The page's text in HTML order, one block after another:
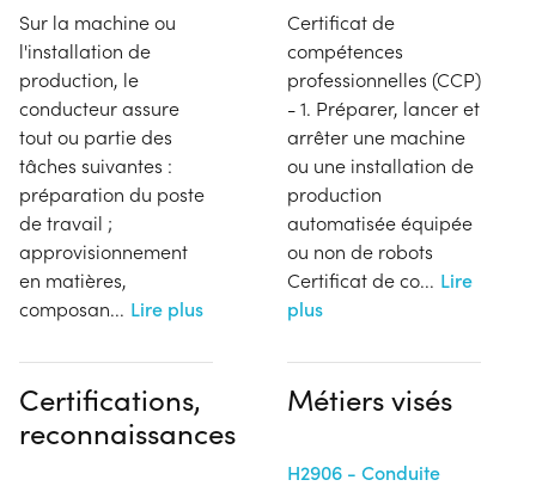
Sur la machine ou
l'installation de
production, le
conducteur assure
tout ou partie des
tâches suivantes :
préparation du poste
de travail ;
approvisionnement
en matières,
composan... Lire plus
Certificat de
compétences
professionnelles (CCP)
- 1. Préparer, lancer et
arrêter une machine
ou une installation de
production
automatisée équipée
ou non de robots
Certificat de co... Lire
plus
Certifications,
reconnaissances
Métiers visés
H2906 - Conduite